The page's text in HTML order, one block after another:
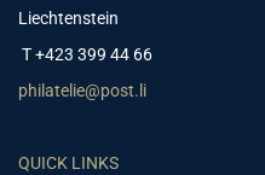
Liechtenstein
T +423 399 44 66
philatelie@post.li
QUICK LINKS